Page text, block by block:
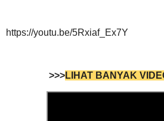
https://youtu.be/5Rxiaf_Ex7Y
>>>LIHAT BANYAK